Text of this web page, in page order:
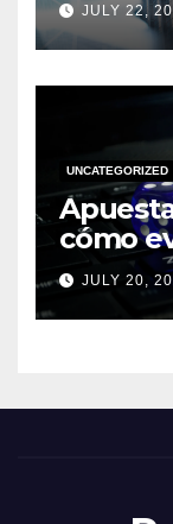
JULY 22,
UNCATEGORIZED
cómo
delJULY 20,